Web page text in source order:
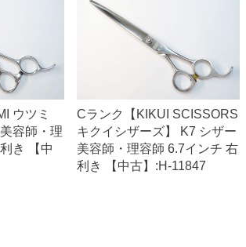
ウツミ
容師・理
き 【中
Cランク【KIKUI SCISSORS
キクイシザーズ】 K7 シザー
美容師・理容師 6.7インチ 右
利き 【中古】:H-11847